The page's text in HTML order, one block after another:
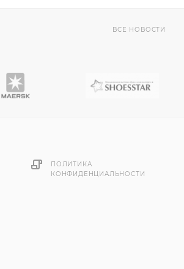
ВСЕ НОВОСТИ
ПОЛИТИКА
КОНФИДЕНЦИАЛЬНОСТИ